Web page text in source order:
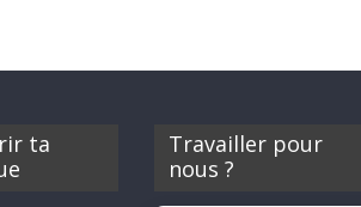
ta
Travailler pour
nous ?